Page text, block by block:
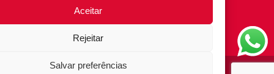
Aceitar
Rejeitar
Salvar preferências